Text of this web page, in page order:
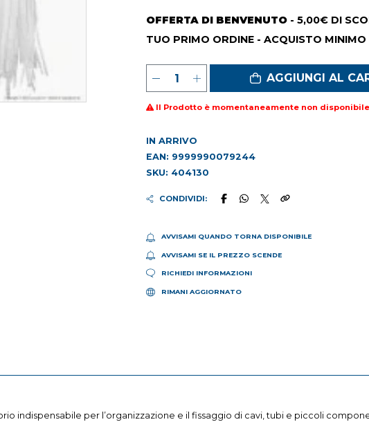
OFFERTA DI BENVENUTO - 5,00€ DI
TUO PRIMO ORDINE - ACQUISTO
AGGIUNGI AL
Il Prodotto è momentaneamente non
IN ARRIVO
EAN: 9999990079244
SKU: 404130
CONDIVIDI:
AVVISAMI QUANDO TORNA DISPONIBILE
AVVISAMI SE IL PREZZO SCENDE
RICHIEDI INFORMAZIONI
RIMANI AGGIORNATO
indispensabile per l’organizzazione e il fissaggio di cavi, tubi e piccoli